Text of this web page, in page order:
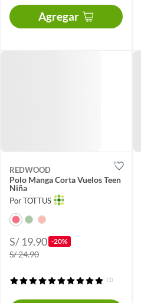
Agregar
REDWOOD
Polo Manga Corta Vuelos Teen
Niña
Por TOTTUS
S/ 19.90 -20%
S/ 24.90
(1)